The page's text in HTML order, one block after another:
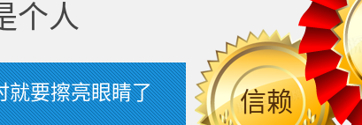
个人
就要擦亮眼睛了
信赖